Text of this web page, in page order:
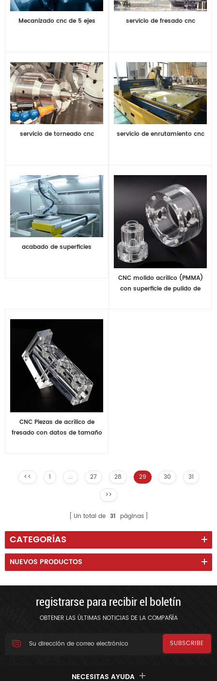
Mecanizado cnc de 5 ejes servicio de fresado cnc
servicio de torneado cnc servicio de enrutamiento cnc
acabado de superficies
CNC molido acrílico (PMMA)
con superficie de pulido de
CNC Piezas de acrílico de
fresado con datos de tamaño
<< 1 ... 27 28 29 30
31
>>
Un total de 31 páginas
CATEGORÍAS
NUEVOS PRODUCTOS
registrarse para recibir el boletín
OBTENER LAS ÚLTIMAS NOTICIAS DE LA COMPAÑÍA
NECESITAS AYUDA